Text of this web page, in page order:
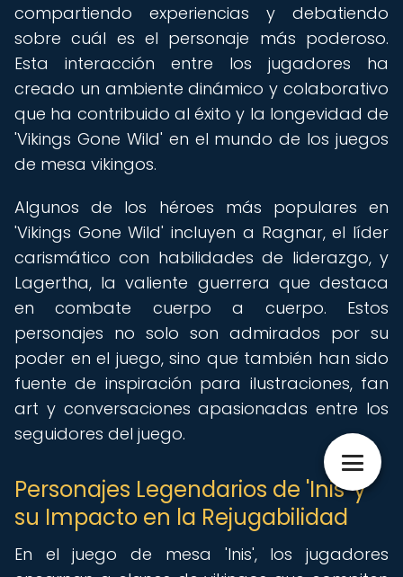
compartiendo experiencias y debatiendo
sobre cuál es el personaje más poderoso.
Esta interacción entre los jugadores ha
creado un ambiente dinámico y colaborativo
que ha contribuido al éxito y la longevidad de
'Vikings Gone Wild' en el mundo de los juegos
de mesa vikingos.
Algunos de los héroes más populares en
'Vikings Gone Wild' incluyen a Ragnar, el líder
carismático con habilidades de liderazgo, y
Lagertha, la valiente guerrera que destaca
en combate cuerpo a cuerpo. Estos
personajes no solo son admirados por su
poder en el juego, sino que también han sido
fuente de inspiración para ilustraciones, fan
art y conversaciones apasionadas entre los
seguidores del juego.
Personajes Legendarios de 'Inis' y
su Impacto en la Rejugabilidad
En el juego de mesa 'Inis', los jugadores